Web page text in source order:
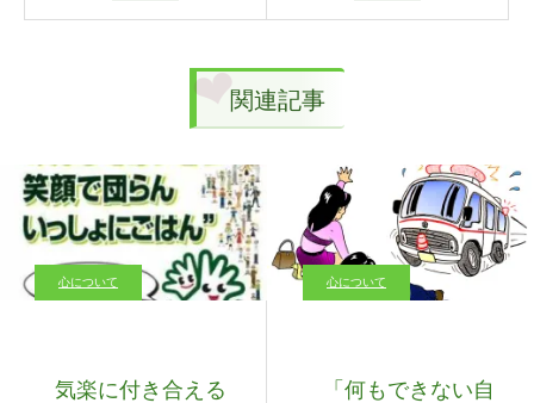
関連記事
心について
気楽に付き合える
心について
「何もできない自